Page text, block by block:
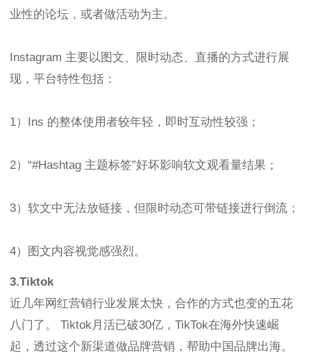
业性的论坛，或者做活动为主。
Instagram 主要以图文、限时动态、直播的方式进行展
现，平台特性包括：
1）Ins 的整体使用者较年轻，即时互动性较强；
2）“#Hashtag 主题标签”好坏影响软文观看量结果；
3）软文中无法放链接，但限时动态可带链接进行倒流；
4）图文内容视觉感强烈。
3.Tiktok
近几年网红营销行业发展太快，合作的方式也变的五花
八门了。 Tiktok月活已破30亿，TikTok在海外快速崛
起，透过这个新渠道做品牌营销，帮助中国品牌出海。